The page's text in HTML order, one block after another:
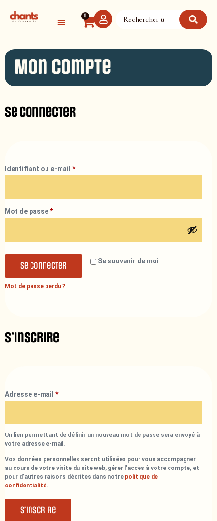
0
Mon compte
Se connecter
Identifiant ou e-mail *
Mot de passe*
Se souvenir de moi
Se connecter
Mot de passe perdu ?
S’inscrire
Adresse e-mail *
Un lien permettant de définir un nouveau mot de passe sera envoyé à
votre adresse e-mail.
Vos données personnelles seront utilisées pour vous accompagner
au cours de votre visite du site web, gérer l’accès à votre compte, et
pour d’autres raisons décrites dans notre politique de
confidentialité.
S’inscrire